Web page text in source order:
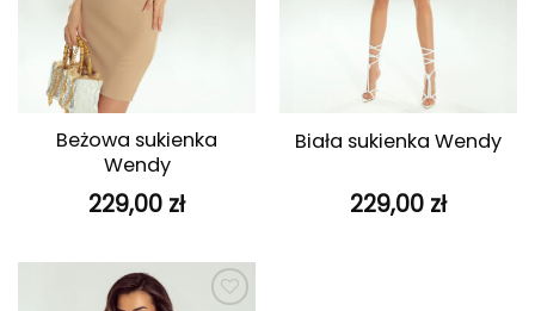
Beżowa sukienka
Wendy
229,00 zł
Biała sukienka Wendy
229,00 zł